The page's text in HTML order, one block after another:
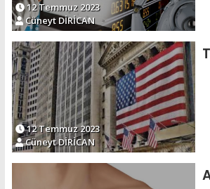
12 Temmuz 2023
Cüneyt DİRİCAN
12 Temmuz 2023
Cüneyt DİRİCAN